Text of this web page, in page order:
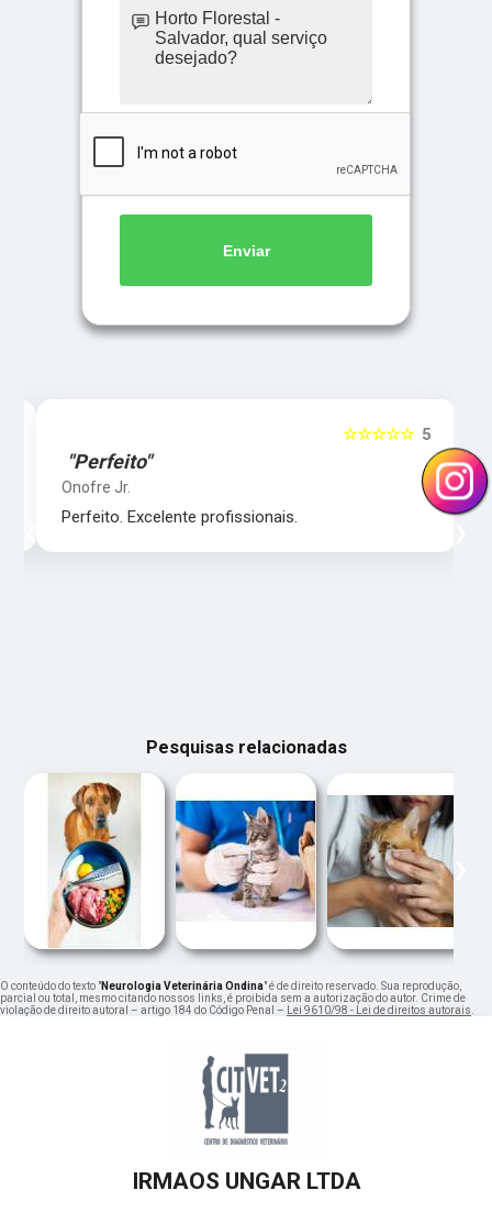
Enviar
5
☆☆☆☆☆
"Perfeito"
Onofre Jr.
Perfeito. Excelente profissionais.
‹ ›
Pesquisas relacionadas
›
O conteúdo do texto "Neurologia Veterinária Ondina" é de direito reservado. Sua reprodução,
parcial ou total, mesmo citando nossos links, é proibida sem a autorização do autor. Crime de
violação de direito autoral – artigo 184 do Código Penal – Lei 9610/98 - Lei de direitos autorais.
IRMAOS UNGAR LTDA